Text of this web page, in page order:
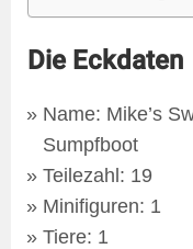
Die Eckdaten
Name: Mike’s
Sumpfboot
Teilezahl: 19
Minifiguren: 1
Tiere: 1